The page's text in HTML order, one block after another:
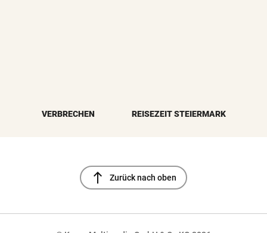
VERBRECHEN REISEZEIT STEIERMARK
north Zurück nach oben